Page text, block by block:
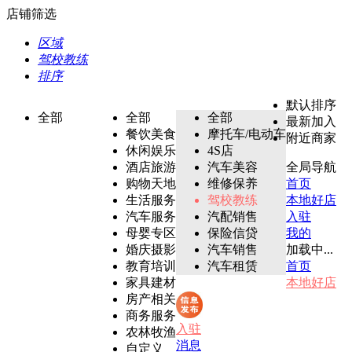
店铺筛选
区域
驾校教练
排序
全部
全部
餐饮美食
休闲娱乐
酒店旅游
购物天地
生活服务
汽车服务
母婴专区
婚庆摄影
教育培训
家具建材
房产相关
商务服务
农林牧渔
自定义
全部
摩托车/电动车
4S店
汽车美容
维修保养
驾校教练
汽配销售
保险信贷
汽车销售
汽车租赁
默认排序
最新加入
附近商家
全局导航
首页
本地好店
入驻
我的
加载中...
首页
本地好店
入驻
消息